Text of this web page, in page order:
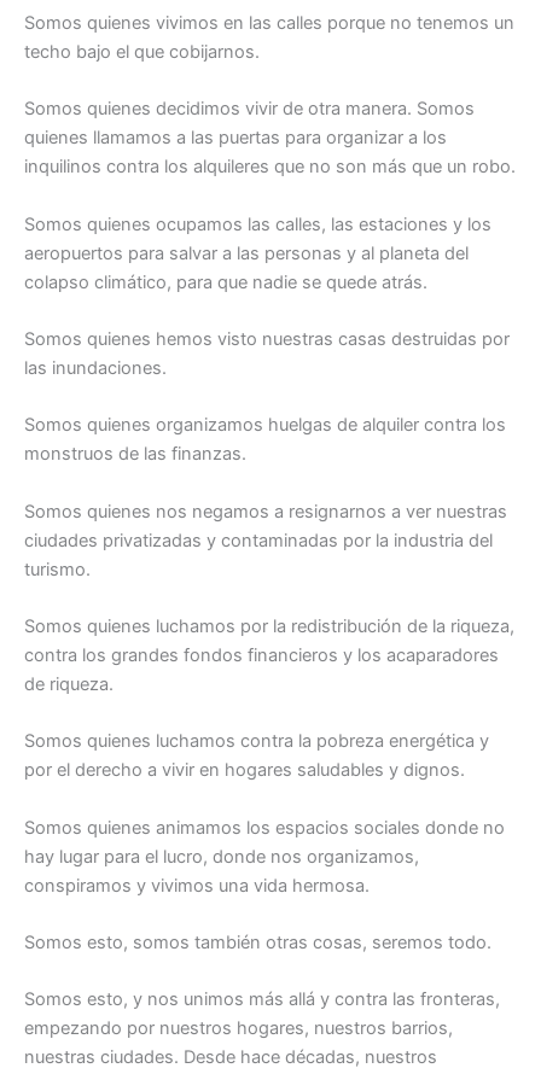
Somos quienes vivimos en las calles porque no tenemos un
techo bajo el que cobijarnos.
Somos quienes decidimos vivir de otra manera. Somos
quienes llamamos a las puertas para organizar a los
inquilinos contra los alquileres que no son más que un robo.
Somos quienes ocupamos las calles, las estaciones y los
aeropuertos para salvar a las personas y al planeta del
colapso climático, para que nadie se quede atrás.
Somos quienes hemos visto nuestras casas destruidas por
las inundaciones.
Somos quienes organizamos huelgas de alquiler contra los
monstruos de las finanzas.
Somos quienes nos negamos a resignarnos a ver nuestras
ciudades privatizadas y contaminadas por la industria del
turismo.
Somos quienes luchamos por la redistribución de la riqueza,
contra los grandes fondos financieros y los acaparadores
de riqueza.
Somos quienes luchamos contra la pobreza energética y
por el derecho a vivir en hogares saludables y dignos.
Somos quienes animamos los espacios sociales donde no
hay lugar para el lucro, donde nos organizamos,
conspiramos y vivimos una vida hermosa.
Somos esto, somos también otras cosas, seremos todo.
Somos esto, y nos unimos más allá y contra las fronteras,
empezando por nuestros hogares, nuestros barrios,
nuestras ciudades. Desde hace décadas, nuestros